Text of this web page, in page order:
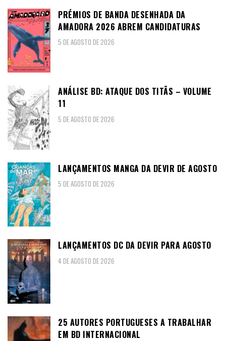
PRÉMIOS DE BANDA DESENHADA DA
AMADORA 2026 ABREM CANDIDATURAS
5 DE AGOSTO DE 2026
ANÁLISE BD: ATAQUE DOS TITÃS – VOLUME
11
5 DE AGOSTO DE 2026
LANÇAMENTOS MANGA DA DEVIR DE AGOSTO
5 DE AGOSTO DE 2026
LANÇAMENTOS DC DA DEVIR PARA AGOSTO
4 DE AGOSTO DE 2026
25 AUTORES PORTUGUESES A TRABALHAR
EM BD INTERNACIONAL